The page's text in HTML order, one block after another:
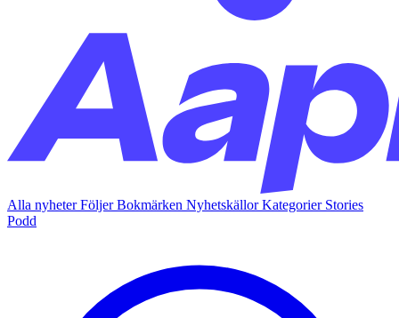
Alla nyheterFöljerBokmärken NyhetskällorKategorier Stories
Podd